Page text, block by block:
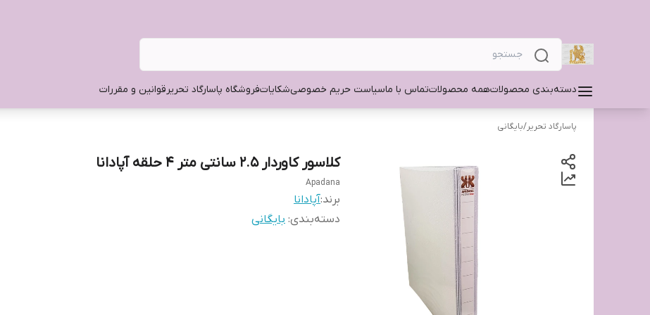
دسته‌بندی محصولاتهمه محصولاتتماس با ماسیاست حریم خصوصیشکایاتفروشگاه پاسارگاد تحریرقوانین و مقررات
پاسارگاد تحریر/بایگانی
کلاسور کاوردار ۲.۵ سانتی متر ۴ حلقه آپادانا
Apadana
برند:آپادانا
دسته‌بندی: بایگانی